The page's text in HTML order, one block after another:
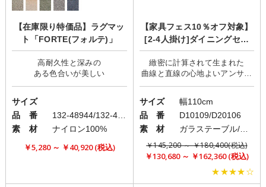
【在庫限り特価品】ラグマッ
ト「FORTE(フォルテ)」
高耐久性と深みの
サイズ
品 番
132-48944/132-48952
素 材
ナイロン100%
￥5,280 ～ ￥40,920 (税込)
【家具フェス10％オフ対象】
[2-4人掛け]ダイニングセッ
ト/シンプルモダン/geo×aile
緻密に計算されて生まれた
曲線と直線の心地よいアンサン
ブル
サイズ
幅110cm
品 番
D10109/D20106
素 材
￥145,200 ～ ￥180,400(税込)
￥130,680 ～ ￥162,360 (税込)
★★★★☆